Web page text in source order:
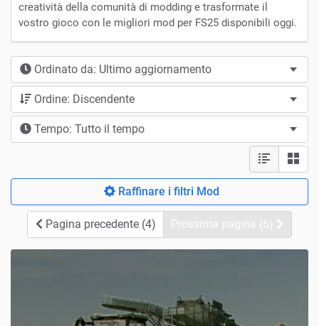
creatività della comunità di modding e trasformate il
vostro gioco con le migliori mod per FS25 disponibili oggi.
Ordinato da: Ultimo aggiornamento
Ordine: Discendente
Tempo: Tutto il tempo
Raffinare i filtri Mod
Pagina precedente (4) Prossima pagina (6)